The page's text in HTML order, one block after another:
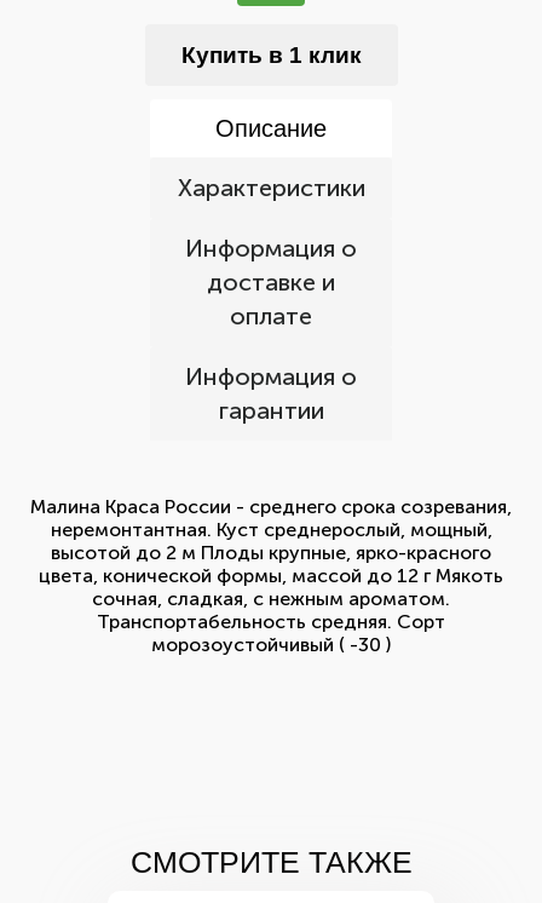
Купить в 1 клик
Описание
Характеристики
Информация о
доставке и
оплате
Информация о
гарантии
Малина Краса России - среднего срока созревания,
неремонтантная. Куст среднерослый, мощный,
высотой до 2 м Плоды крупные, ярко-красного
цвета, конической формы, массой до 12 г Мякоть
сочная, сладкая, с нежным ароматом.
Транспортабельность средняя. Сорт
морозоустойчивый ( -30 )
СМОТРИТЕ ТАКЖЕ